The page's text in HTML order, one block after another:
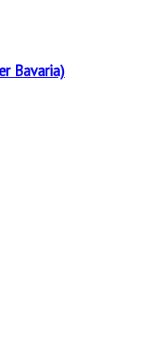
Bavaria)